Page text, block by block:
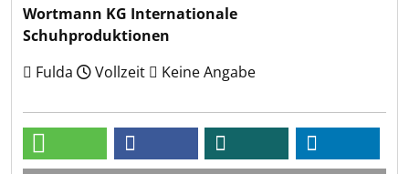
Wortmann KG Internationale
Schuhproduktionen
Fulda
Vollzeit Keine Angabe